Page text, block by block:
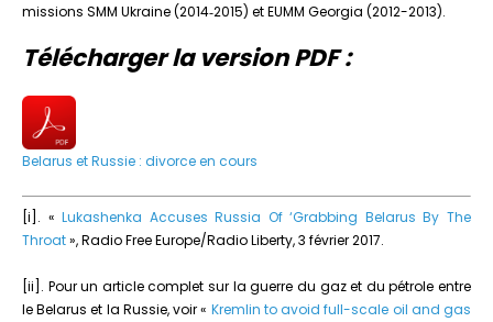
missions SMM Ukraine (2014‑2015) et EUMM Georgia (2012-2013).
Télécharger la version PDF :
Belarus et Russie : divorce en cours
[i]. «Lukashenka Accuses Russia Of ‘Grabbing Belarus By The
Throat», Radio Free Europe/Radio Liberty, 3 février 2017.
[ii]. Pour un article complet sur la guerre du gaz et du pétrole entre
le Belarus et la Russie, voir « Kremlin to avoid full-scale oil and gas